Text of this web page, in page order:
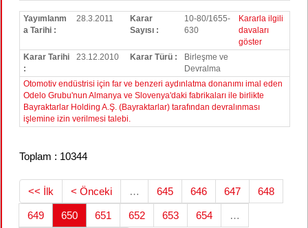
Yayımlanm
a Tarihi :
28.3.2011
Karar
Sayısı :
10-80/1655-
630
Kararla ilgili
davaları
göster
Karar Tarihi
:
23.12.2010 Karar Türü :
Birleşme ve
Devralma
Otomotiv endüstrisi için far ve benzeri aydınlatma donanımı imal eden
Odelo Grubu'nun Almanya ve Slovenya'daki fabrikaları ile birlikte
Bayraktarlar Holding A.Ş. (Bayraktarlar) tarafından devralınması
işlemine izin verilmesi talebi.
Toplam : 10344
<< İlk < Önceki … 645 646 647 648
649 650 651 652 653 654 …